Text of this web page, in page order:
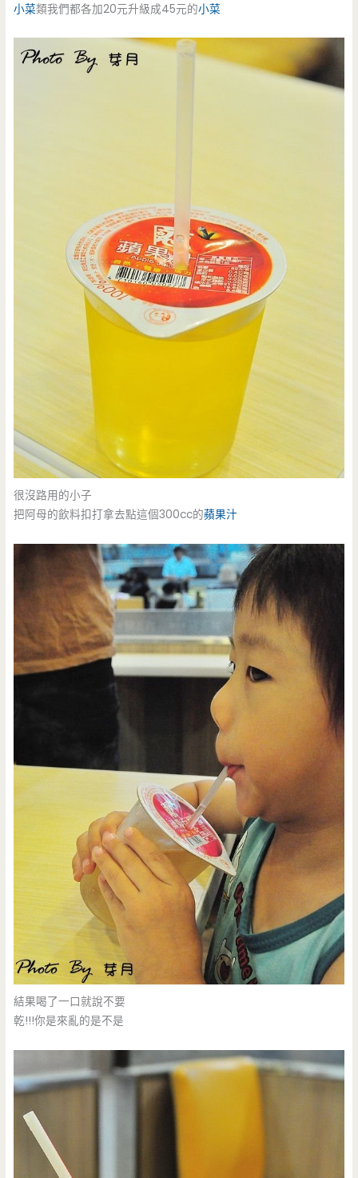
小菜類我們都各加20元升級成45元的小菜
很沒路用的小子
把阿母的飲料扣打拿去點這個300cc的蘋果汁
結果喝了一口就說不要
乾!!!你是來亂的是不是